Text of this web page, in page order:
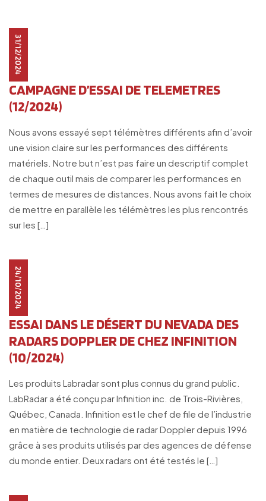
31/12/2024
CAMPAGNE D’ESSAI DE TELEMETRES
(12/2024)
Nous avons essayé sept télémètres différents afin d’avoir
une vision claire sur les performances des différents
matériels. Notre but n’est pas faire un descriptif complet
de chaque outil mais de comparer les performances en
termes de mesures de distances. Nous avons fait le choix
de mettre en parallèle les télémètres les plus rencontrés
sur les […]
24/10/2024
ESSAI DANS LE DÉSERT DU NEVADA DES
RADARS DOPPLER DE CHEZ INFINITION
(10/2024)
Les produits Labradar sont plus connus du grand public.
LabRadar a été conçu par Infinition inc. de Trois-Rivières,
Québec, Canada. Infinition est le chef de file de l’industrie
en matière de technologie de radar Doppler depuis 1996
grâce à ses produits utilisés par des agences de défense
du monde entier. Deux radars ont été testés le […]